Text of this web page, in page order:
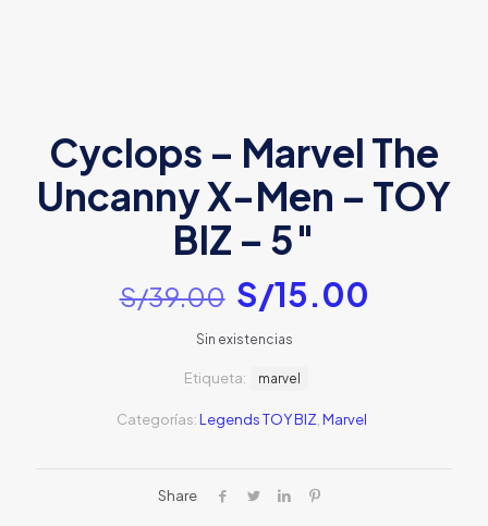
Cyclops – Marvel The
Uncanny X-Men – TOY
BIZ – 5″
S/39.00 El
precio
original
era:
S/39.00.
S/15.00
Sin existencias
Categorías:Legends TOY BIZ Marvel
Etiqueta: marvel
Share